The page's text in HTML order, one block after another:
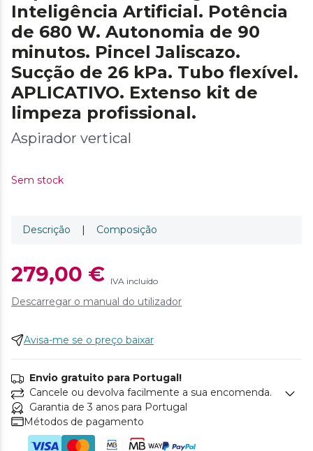
Inteligência Artificial. Potência
de 680 W. Autonomia de 90
minutos. Pincel Jaliscazo.
Sucção de 26 kPa. Tubo flexível.
APLICATIVO. Extenso kit de
limpeza profissional.
Aspirador vertical
Sem stock
Descrição | Composição
279,00 € IVA incluído
Descarregar o manual do utilizador
Avisa-me se o preço baixar
Envio gratuito para Portugal!
Cancele ou devolva facilmente a sua encomenda.
Garantia de 3 anos para Portugal
Métodos de pagamento